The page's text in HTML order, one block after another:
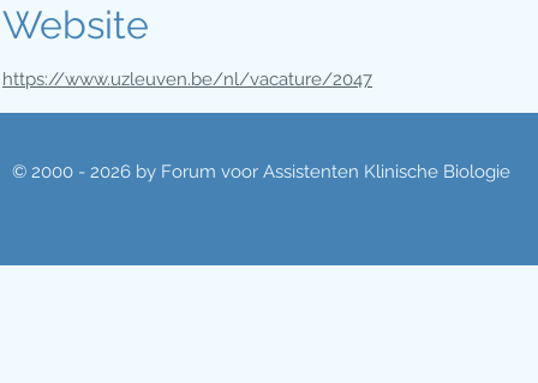
Website
https://www.uzleuven.be/nl/vacature/2047
© 2000 - 2026 by Forum voor Assistenten Klinische Biologie